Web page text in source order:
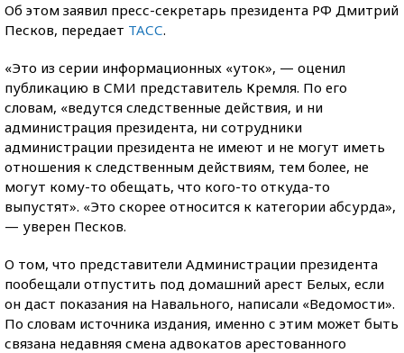
Об этом заявил пресс-секретарь президента РФ Дмитрий
Песков, передает ТАСС.
«Это из серии информационных «уток», — оценил
публикацию в СМИ представитель Кремля. По его
словам, «ведутся следственные действия, и ни
администрация президента, ни сотрудники
администрации президента не имеют и не могут иметь
отношения к следственным действиям, тем более, не
могут кому-то обещать, что кого-то откуда-то
выпустят». «Это скорее относится к категории абсурда»,
— уверен Песков.
О том, что представители Администрации президента
пообещали отпустить под домашний арест Белых, если
он даст показания на Навального, написали «Ведомости».
По словам источника издания, именно с этим может быть
связана недавняя смена адвокатов арестованного